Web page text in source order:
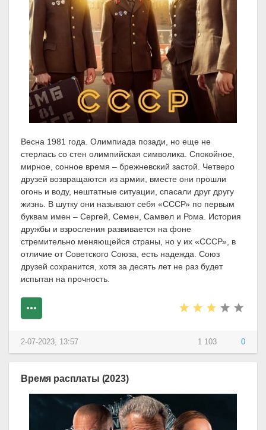
Весна 1981 года. Олимпиада позади, но еще не
стерлась со стен олимпийская символика. Спокойное,
мирное, сонное время – брежневский застой. Четверо
друзей возвращаются из армии, вместе они прошли
огонь и воду, нештатные ситуации, спасали друг другу
жизнь. В шутку они называют себя «СССР» по первым
буквам имен – Сергей, Семен, Самвел и Рома. История
дружбы и взросления развивается на фоне
стремительно меняющейся страны, но у их «СССР», в
отличие от Советского Союза, есть надежда. Союз
друзей сохранится, хотя за десять лет не раз будет
испытан на прочность.
1 103 0
2-07-2023, 13:57
Время расплаты (2023)